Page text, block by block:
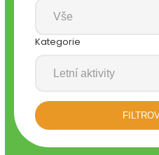
Kategorie